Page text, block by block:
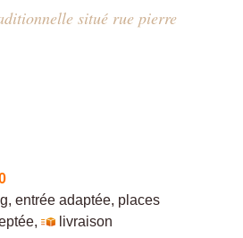
situé rue pierre
entrée adaptée, places
,
livraison